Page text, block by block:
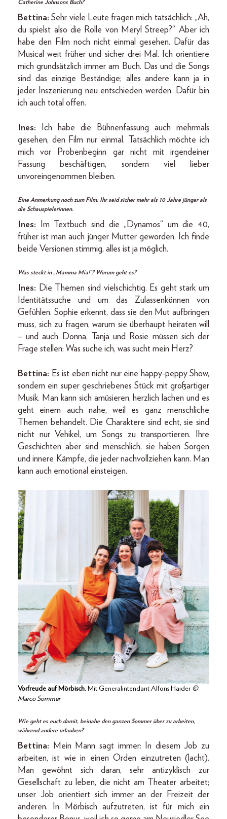
Catherine Johnsons Buch?
Bettina:Sehr viele Leute fragen mich tatsächlich: „Ah,
du spielst also die Rolle von Meryl Streep?“ Aber ich
habe den Film noch nicht einmal gesehen. Dafür das
Musical weit früher und sicher drei Mal. Ich orientiere
mich grundsätzlich immer am Buch. Das und die Songs
sind das einzige Beständige; alles andere kann ja in
jeder Inszenierung neu entschieden werden. Dafür bin
ich auch total offen.
Ines: Ich habe die Bühnenfassung auch mehrmals
gesehen, den Film nur einmal. Tatsächlich möchte ich
mich vor Probenbeginn gar nicht mit irgendeiner
Fassung beschäftigen, sondern viel lieber
unvoreingenommen bleiben.
Eine Anmerkung noch zum Film: Ihr seid sicher mehr als 10 Jahre jünger als
die Schauspielerinnen.
Ines:
Im Textbuch sind die „Dynamos“ um die 40,
früher ist man auch jünger Mutter geworden. Ich finde
beide Versionen stimmig, alles ist ja möglich.
Was steckt in „Mamma Mia!“? Worum geht es?
Ines: Die Themen sind vielschichtig. Es geht stark um
Identitätssuche und um das Zulassenkönnen von
Gefühlen. Sophie erkennt, dass sie den Mut aufbringen
muss, sich zu fragen, warum sie überhaupt heiraten will
– und auch Donna, Tanja und Rosie müssen sich der
Frage stellen: Was suche ich, was sucht mein Herz?
Bettina: Es ist eben nicht nur eine happy-peppy Show,
sondern ein super geschriebenes Stück mit großartiger
Musik. Man kann sich amüsieren, herzlich lachen und es
geht einem auch nahe, weil es ganz menschliche
Themen behandelt. Die Charaktere sind echt, sie sind
nicht nur Vehikel, um Songs zu transportieren. Ihre
Geschichten aber sind menschlich, sie haben Sorgen
und innere Kämpfe, die jeder nachvollziehen kann. Man
kann auch emotional einsteigen.
Vorfreude auf Mörbisch. Mit Generalintendant Alfons Haider ©
Marco Sommer
Wie geht es euch damit, beinahe den ganzen Sommer über zu arbeiten,
während andere urlauben?
Bettina:
Mein Mann sagt immer: In diesem Job zu
arbeiten, ist wie in einen Orden einzutreten (lacht).
Man gewöhnt sich daran, sehr antizyklisch zur
Gesellschaft zu leben, die nicht am Theater arbeitet;
unser Job orientiert sich immer an der Freizeit der
anderen. In Mörbisch aufzutreten, ist für mich ein